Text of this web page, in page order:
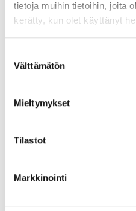
tietoja muihin tietoihin, joita
kerätty, kun olet käyttänyt
valinta
Välttämätön
Mieltymykset
Tilastot
Markkinointi
opiskelijat
kieli- ja
madaltuu
Tervetuloa
Uutiset 24.11.2025